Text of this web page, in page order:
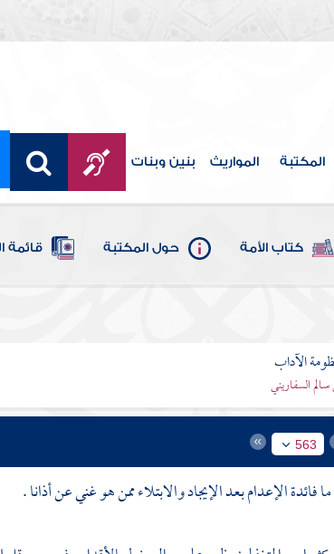
المكتبة المواريث بنين وبنات
كتاب الأمة حول المكتبة قائمة
الآداب
السفاريني
563
الإعدام بعد الإيجاد والابتلاء ممن هو غني عن أذانا .